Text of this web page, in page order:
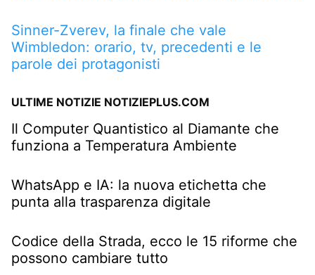
Sinner-Zverev, la finale che vale
Wimbledon: orario, tv, precedenti e le
parole dei protagonisti
ULTIME NOTIZIE NOTIZIEPLUS.COM
Il Computer Quantistico al Diamante che
funziona a Temperatura Ambiente
WhatsApp e IA: la nuova etichetta che
punta alla trasparenza digitale
Codice della Strada, ecco le 15 riforme che
possono cambiare tutto